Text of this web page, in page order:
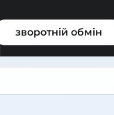
зворотній обмін